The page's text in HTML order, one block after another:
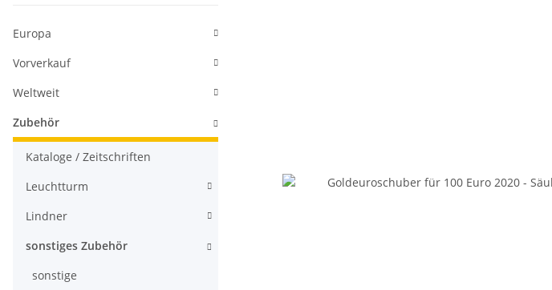
Europa
Vorverkauf
Weltweit
Zubehör
Kataloge / Zeitschriften
Leuchtturm
Lindner
sonstiges Zubehör
sonstige